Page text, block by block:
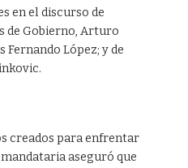
en el discurso de
de Gobierno, Arturo
Fernando López; y de
creados para enfrentar
aseguró que